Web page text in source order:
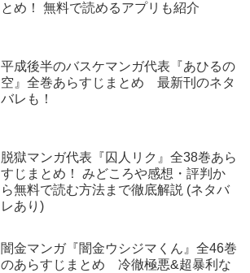
とめ！ 無料で読めるアプリも紹介
平成後半のバスケマンガ代表『あひるの
空』全巻あらすじまとめ 最新刊のネタ
バレも！
脱獄マンガ代表『囚人リク』全38巻あら
すじまとめ！ みどころや感想・評判か
ら無料で読む方法まで徹底解説 (ネタバ
レあり)
闇金マンガ『闇金ウシジマくん』全46巻
のあらすじまとめ 冷徹極悪&超暴利な